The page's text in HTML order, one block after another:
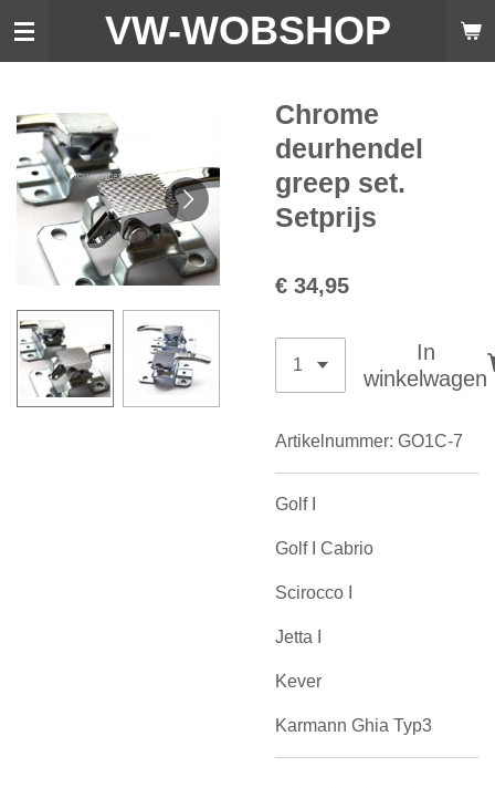
Ga
hoofdinhoud
VW-WOBSHOP
Chrome
deurhendel
greep set.
Setprijs
€ 34,95
In
winkelwagen
Artikelnummer: GO1C-7
Golf I
Golf I Cabrio
Scirocco I
Jetta I
Kever
Karmann Ghia Typ3